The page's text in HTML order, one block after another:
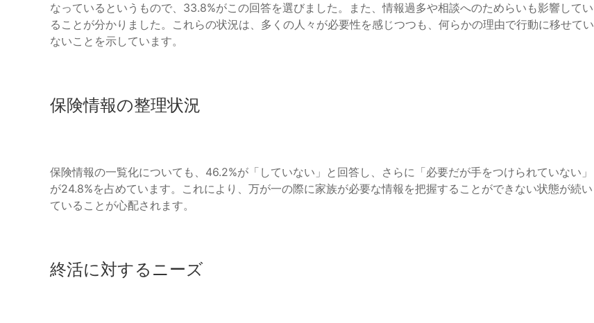
なっているというもので、33.8%がこの回答を選びました。また、情報過多や相談へのためらいも影響してい
ることが分かりました。これらの状況は、多くの人々が必要性を感じつつも、何らかの理由で行動に移せてい
ないことを示しています。
保険情報の整理状況
保険情報の一覧化についても、46.2%が「していない」と回答し、さらに「必要だが手をつけられていない」
が24.8%を占めています。これにより、万が一の際に家族が必要な情報を把握することができない状態が続い
ていることが心配されます。
終活に対するニーズ